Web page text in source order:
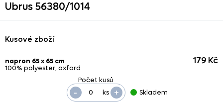
Ubrus 56380/1014
Kusové zboží
napron 65 x 65 cm
100% polyester, oxford
ks +
-
179 Kč
Skladem